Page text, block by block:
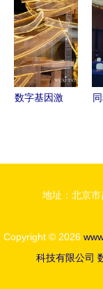
业设计答辩
圆满完成
聚焦数字文
化创意软件
开发新成果
数字基因激
技+文化”破
地址：北京
Copyright © 2026
科技有限公司